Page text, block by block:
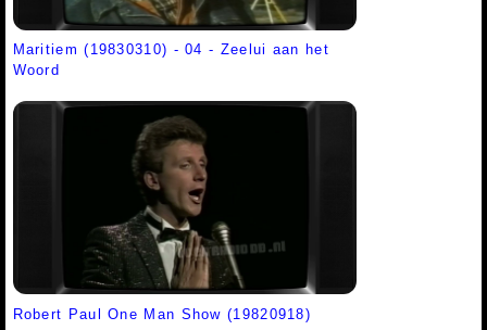
Maritiem (19830310) - 04 - Zeelui aan het
Woord
Robert Paul One Man Show (19820918)